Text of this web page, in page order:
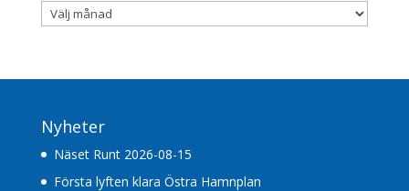
Arkiv
Nyheter
Näset Runt 2026-08-15
Första lyften klara Östra Hamnplan